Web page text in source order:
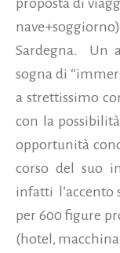
Sardegna.
Un
sogna di
a strettissimo
con la
opportunità
corso del suo
infatti
per 600 figure
(hotel, macchina